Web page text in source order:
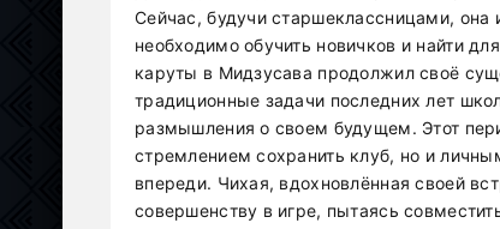
Сейчас, будучи старшеклассницами,
необходимо обучить новичков и найти
каруты в Мидзусава продолжил своё
традиционные задачи последних лет
размышления о своем будущем. Этот
стремлением сохранить клуб, но и
впереди. Чихая, вдохновлённая своей
совершенству в игре, пытаясь